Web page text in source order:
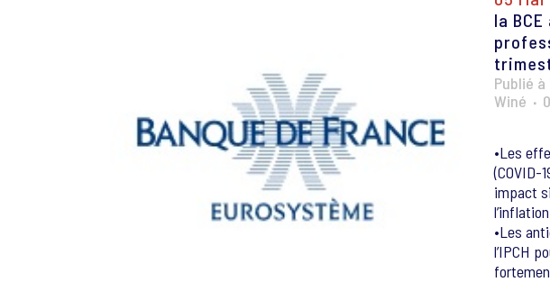
la
Publié à
Winé
0
•Les
(COVID-
impact
•Les
l’IPCH